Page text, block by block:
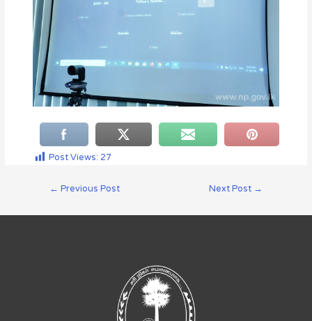
Post Views: 27
← Previous Post Next Post →